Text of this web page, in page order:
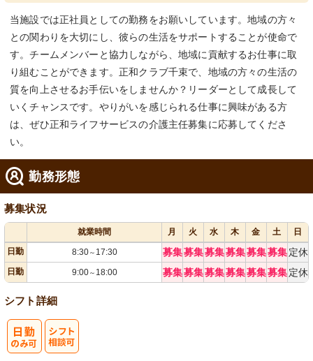
当施設では正社員としての勤務をお願いしています。地域の方々
との関わりを大切にし、彼らの生活をサポートすることが使命で
す。チームメンバーと協力しながら、地域に貢献するお仕事に取
り組むことができます。正和クラブ千束で、地域の方々の生活の
質を向上させるお手伝いをしませんか？リーダーとして成長して
いくチャンスです。やりがいを感じられる仕事に興味がある方
は、ぜひ正和ライフサービスの介護主任募集に応募してくださ
い。
勤務形態
募集状況
就業時間 月 火 水 木 金 土
日
日勤
8:30～ 17:30 募集募集募集募集募集募集 定休
日勤 9:00～ 18:00 募集募集募集募集募集募集 定休
シフト詳細